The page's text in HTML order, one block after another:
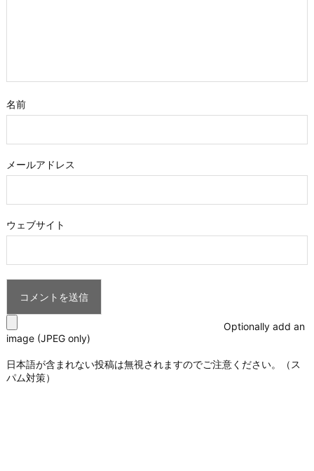
名前
メールアドレス
ウェブサイト
Optionally add an
image (JPEG only)
日本語が含まれない投稿は無視されますのでご注意ください。（ス
パム対策）